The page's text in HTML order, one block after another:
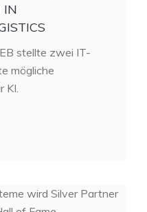
IN
stellte zwei IT-
mögliche
KI.